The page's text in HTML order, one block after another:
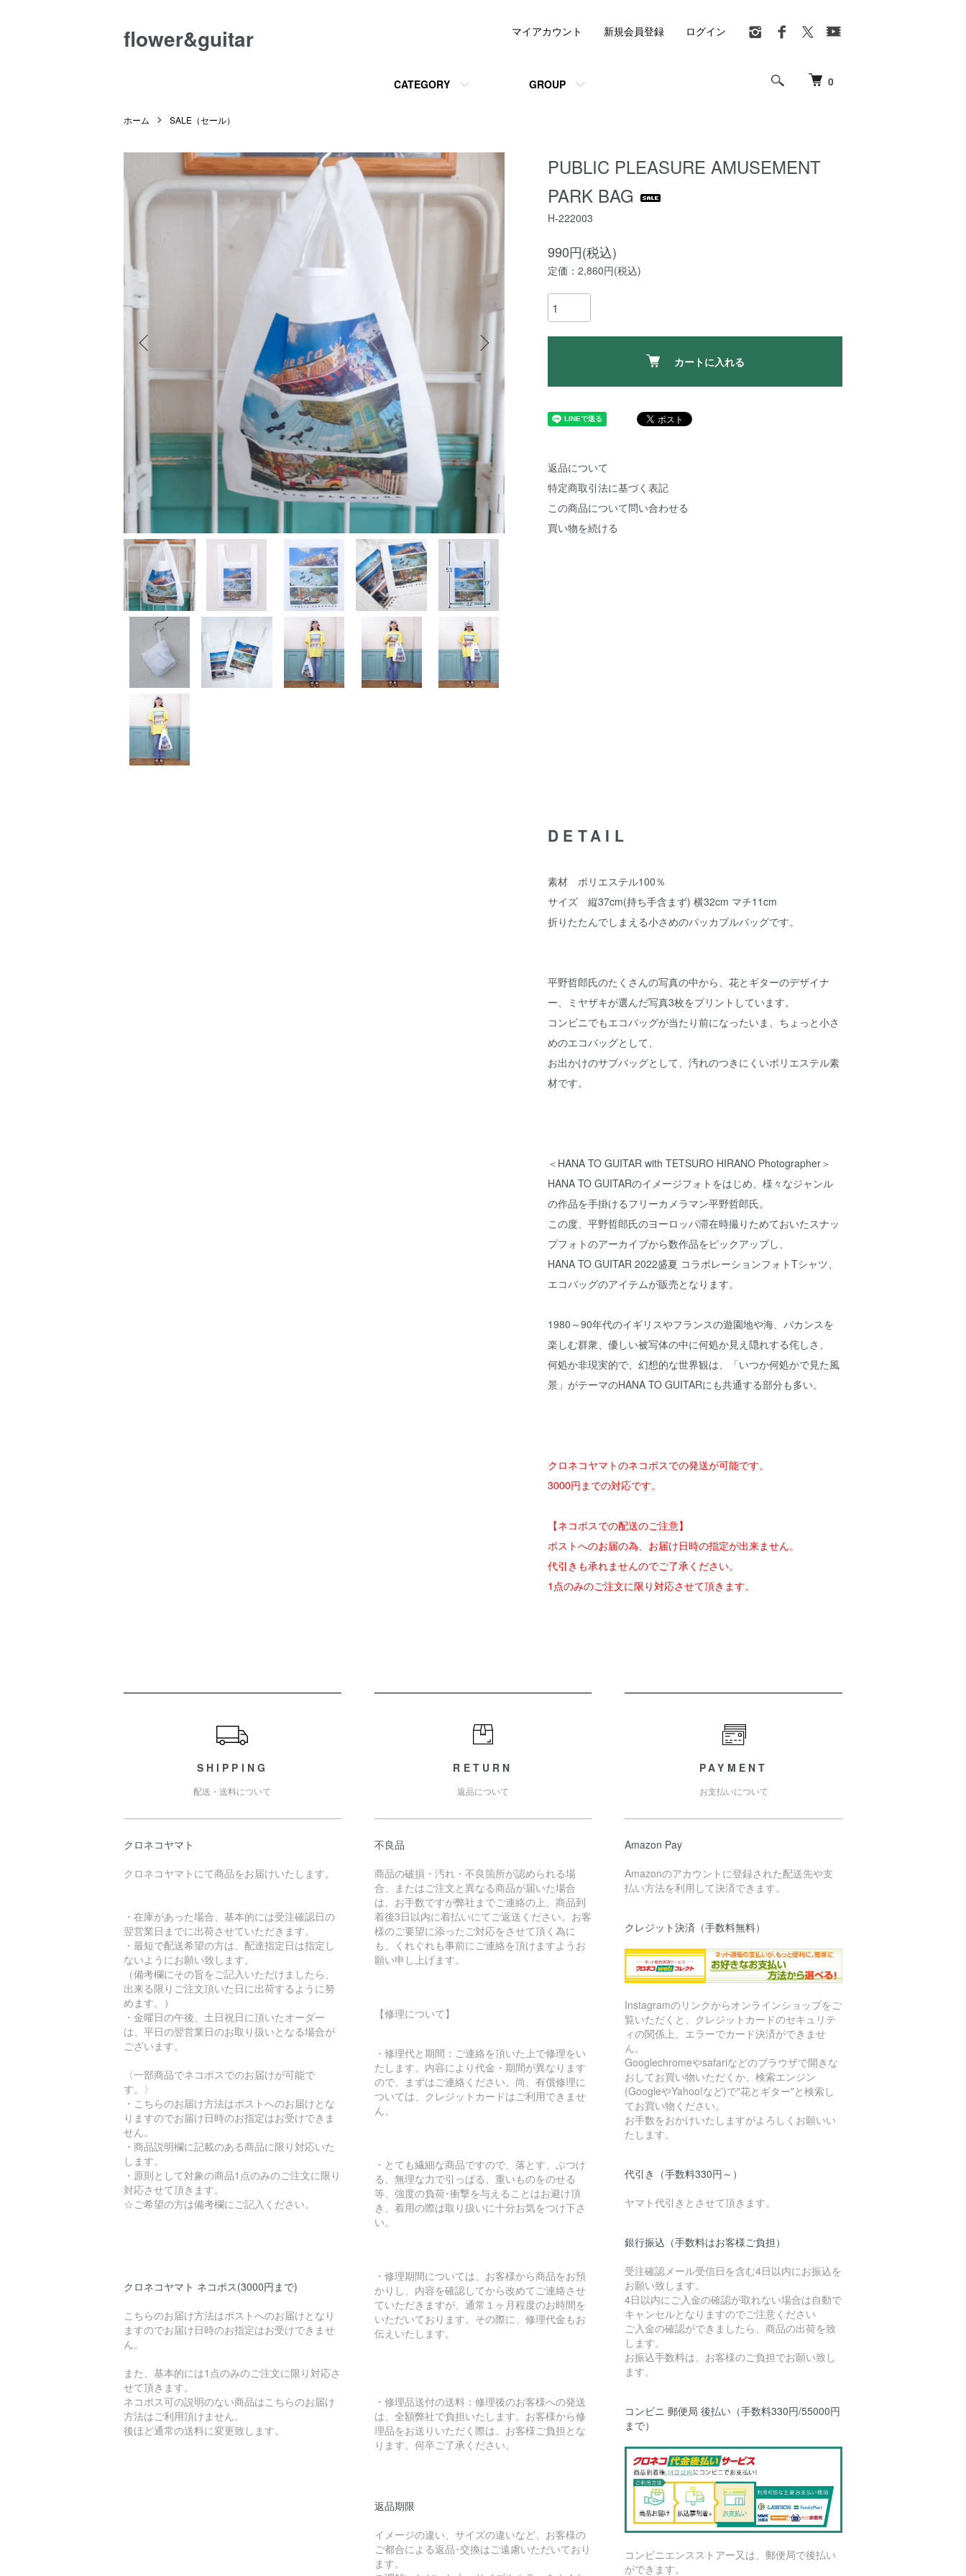
flower&guitar
0
CATEGORY GROUP
マイアカウント 新規会員登録 ログイン
ホーム SALE（セール）
PUBLIC PLEASURE AMUSEMENT
PARK BAG
H-222003
990円(税込)
定価：2,860円(税込)
カートに入れる
返品について
特定商取引法に基づく表記
この商品について問い合わせる
買い物を続ける
DETAIL
素材 ポリエステル100％
サイズ 縦37cm(持ち手含まず) 横32cm マチ11cm
折りたたんでしまえる小さめのパッカブルバッグです。
平野哲郎氏のたくさんの写真の中から、花とギターのデザイナ
ー、ミヤザキが選んだ写真3枚をプリントしています。
コンビニでもエコバッグが当たり前になったいま、ちょっと小さ
めのエコバッグとして、
お出かけのサブバッグとして、汚れのつきにくいポリエステル素
材です。
＜HANA TO GUITAR with TETSURO HIRANO Photographer＞
HANA TO GUITARのイメージフォトをはじめ、様々なジャンル
の作品を手掛けるフリーカメラマン平野哲郎氏。
この度、平野哲郎氏のヨーロッパ滞在時撮りためておいたスナッ
プフォトのアーカイブから数作品をピックアップし、
HANA TO GUITAR 2022盛夏 コラボレーションフォトTシャツ、
エコバッグのアイテムが販売となります。
1980～90年代のイギリスやフランスの遊園地や海、バカンスを
楽しむ群衆、優しい被写体の中に何処か見え隠れする侘しさ、
何処か非現実的で、幻想的な世界観は、「いつか何処かで見た風
景」がテーマのHANA TO GUITARにも共通する部分も多い。
クロネコヤマトのネコポスでの発送が可能です。
3000円までの対応です。
【ネコポスでの配送のご注意】
ポストへのお届の為、お届け日時の指定が出来ません。
代引きも承れませんのでご了承ください。
1点のみのご注文に限り対応させて頂きます。
SHIPPING
配送・送料について
クロネコヤマト
クロネコヤマトにて商品をお届けいたします。
・在庫があった場合、基本的には受注確認日の
翌営業日までに出荷させていただきます。
・最短で配送希望の方は、配達指定日は指定し
ないようにお願い致します。
（備考欄にその旨をご記入いただけましたら、
出来る限りご注文頂いた日に出荷するように努
めます。）
・金曜日の午後、土日祝日に頂いたオーダー
は、平日の翌営業日のお取り扱いとなる場合が
ございます。
〈一部商品でネコポスでのお届けが可能で
す。〉
・こちらのお届け方法はポストへのお届けとな
りますのでお届け日時のお指定はお受けできま
せん。
・商品説明欄に記載のある商品に限り対応いた
します。
・原則として対象の商品1点のみのご注文に限り
対応させて頂きます。
☆ご希望の方は備考欄にご記入ください。
クロネコヤマト ネコポス(3000円まで)
こちらのお届け方法はポストへのお届けとなり
ますのでお届け日時のお指定はお受けできませ
ん。
また、基本的には1点のみのご注文に限り対応さ
せて頂きます。
ネコポス可の説明のない商品はこちらのお届け
方法はご利用頂けません。
後ほど通常の送料に変更致します。
RETURN
返品について
不良品
商品の破損・汚れ・不良箇所が認められる場
合、またはご注文と異なる商品が届いた場合
は、お手数ですが弊社までご連絡の上、商品到
着後3日以内に着払いにてご返送ください。お客
様のご要望に添ったご対応をさせて頂く為に
も、くれぐれも事前にご連絡を頂けますようお
願い申し上げます。
【修理について】
・修理代と期間：ご連絡を頂いた上で修理をい
たします。内容により代金・期間が異なります
ので、まずはご連絡ください。尚、有償修理に
ついては、クレジットカードはご利用できませ
ん。
・とても繊細な商品ですので、落とす、ぶつけ
る、無理な力で引っぱる、重いものをのせる
等、強度の負荷･衝撃を与えることはお避け頂
き、着用の際は取り扱いに十分お気をつけ下さ
い。
・修理期間については、お客様から商品をお預
かりし、内容を確認してから改めてご連絡させ
ていただきますが、通常１ヶ月程度のお時間を
いただいております。その際に、修理代金もお
伝えいたします。
・修理品送付の送料：修理後のお客様への発送
は、全額弊社で負担いたします。お客様から修
理品をお送りいただく際は、お客様ご負担とな
ります。何卒ご了承ください。
返品期限
イメージの違い、サイズの違いなど、お客様の
ご都合による返品･交換はご遠慮いただいており
ます。
PAYMENT
お支払いについて
Amazon Pay
Amazonのアカウントに登録された配送先や支
払い方法を利用して決済できます。
クレジット決済（手数料無料）
Instagramのリンクからオンラインショップをご
覧いただくと、クレジットカードのセキュリテ
ィの関係上、エラーでカード決済ができませ
ん。
Googlechromeやsafariなどのブラウザで開きな
おしてお買い物いただくか、検索エンジン
(GoogleやYahoo!など)で"花とギター"と検索し
てお買い物ください。
お手数をおかけいたしますがよろしくお願いい
たします。
代引き（手数料330円～）
ヤマト代引きとさせて頂きます。
銀行振込（手数料はお客様ご負担）
受注確認メール受信日を含む4日以内にお振込を
お願い致します。
4日以内にご入金の確認が取れない場合は自動で
キャンセルとなりますのでご注意ください
ご入金の確認ができましたら、商品の出荷を致
します。
お振込手数料は、お客様のご負担でお願い致し
ます。
コンビニ 郵便局 後払い（手数料330円/55000円
まで）
コンビニエンスストアー又は、郵便局で後払い
ができます。